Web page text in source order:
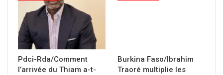
Pdci-Rda/Comment
l’arrivée du Thiam a-t-
Burkina Faso/Ibrahim
Traoré multiplie les